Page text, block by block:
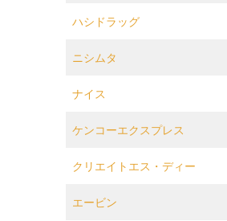
ハシドラッグ
ニシムタ
ナイス
ケンコーエクスプレス
クリエイトエス・ディー
エービン